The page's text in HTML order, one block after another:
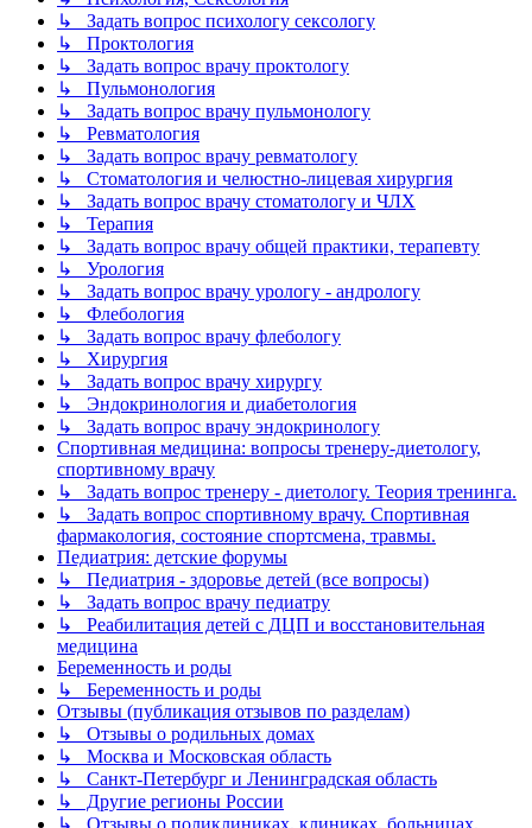
↳ Задать вопрос психологу сексологу
↳ Проктология
↳ Задать вопрос врачу проктологу
↳ Пульмонология
↳ Задать вопрос врачу пульмонологу
↳ Ревматология
↳ Задать вопрос врачу ревматологу
↳ Стоматология и челюстно-лицевая хирургия
↳ Задать вопрос врачу стоматологу и ЧЛХ
↳ Терапия
↳ Задать вопрос врачу общей практики, терапевту
↳ Урология
↳ Задать вопрос врачу урологу - андрологу
↳ Флебология
↳ Задать вопрос врачу флебологу
↳ Хирургия
↳ Задать вопрос врачу хирургу
↳ Эндокринология и диабетология
↳ Задать вопрос врачу эндокринологу
Спортивная медицина: вопросы тренеру-диетологу,
спортивному врачу
↳ Задать вопрос тренеру - диетологу. Теория тренинга.
↳ Задать вопрос спортивному врачу. Спортивная
фармакология, состояние спортсмена, травмы.
Педиатрия: детские форумы
↳ Педиатрия - здоровье детей (все вопросы)
↳ Задать вопрос врачу педиатру
↳ Реабилитация детей с ДЦП и восстановительная
медицина
Беременность и роды
↳ Беременность и роды
Отзывы (публикация отзывов по разделам)
↳ Отзывы о родильных домах
↳ Москва и Московская область
↳ Санкт-Петербург и Ленинградская область
↳ Другие регионы России
↳ Отзывы о поликлиниках, клиниках, больницах,